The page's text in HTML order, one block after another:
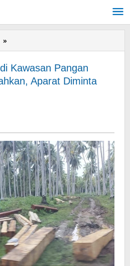
»
Kayu
Kawasan
Pangan
Bertindak..!
Kawasan Pangan
Aparat Diminta